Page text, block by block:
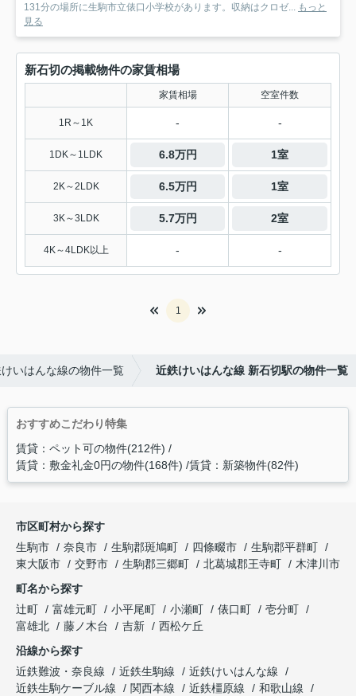
131分の場所に生駒市立俵口小学校があります。収納はクロゼ... もっと
見る
新石切の掲載物件の家賃相場
家賃相場 空室件数
1R～1K - -
1DK～1LDK 6.8万円 1室
2K～2LDK 6.5万円 1室
3K～3LDK 5.7万円 2室
4K～4LDK以上 - -
1
いはんな線の物件一覧 近鉄けいはんな線 新石切駅の物件一覧
おすすめこだわり特集
賃貸：ペット可の物件(212件)
賃貸：敷金礼金0円の物件(168件) 賃貸：新築物件(82件)
市区町村から探す
生駒市
奈良市 生駒郡斑鳩町 四條畷市
生駒郡平群町
東大阪市
交野市 生駒郡三郷町 北葛城郡王寺町
木津川市
町名から探す
辻町
富雄元町 小平尾町 小瀬町 俵口町
壱分町
富雄北
藤ノ木台 吉新
西松ケ丘
沿線から探す
近鉄難波・奈良線
近鉄生駒線
近鉄けいはんな線
近鉄生駒ケーブル線
関西本線 近鉄橿原線
和歌山線